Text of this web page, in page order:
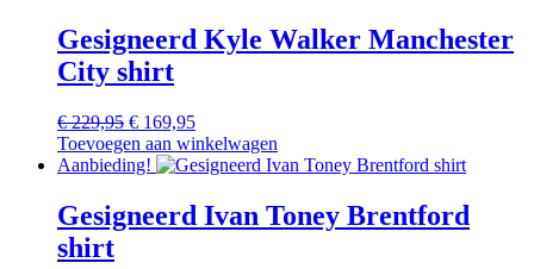
Gesigneerd Kyle Walker Manchester
City shirt
€229,95 Oorspronkelijke
prijs
was:
€ 169,95Huidige
prijs
is:
Toevoegen aan winkelwagen
Aanbieding!
Gesigneerd Ivan Toney Brentford
shirt